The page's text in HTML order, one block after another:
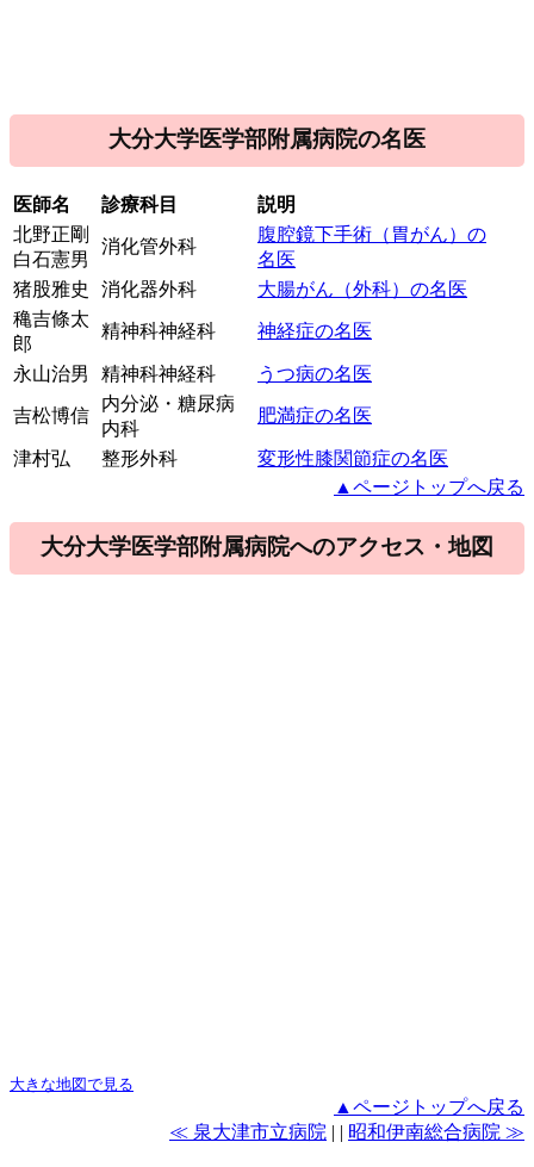
大分大学医学部附属病院の名医
医師名 診療科目
説明
北野正剛
白石憲男
消化管外科
腹腔鏡下手術（胃がん）の
名医
猪股雅史
消化器外科
大腸がん（外科）の名医
穐吉條太
郎
精神科神経科 神経症の名医
永山治男 精神科神経科 うつ病の名医
吉松博信
内分泌・糖尿病
内科
肥満症の名医
津村弘 整形外科
変形性膝関節症の名医
▲ページトップへ戻る
大分大学医学部附属病院へのアクセス・地図
大きな地図で見る
▲ページトップへ戻る
≪ 泉大津市立病院 | | 昭和伊南総合病院 ≫